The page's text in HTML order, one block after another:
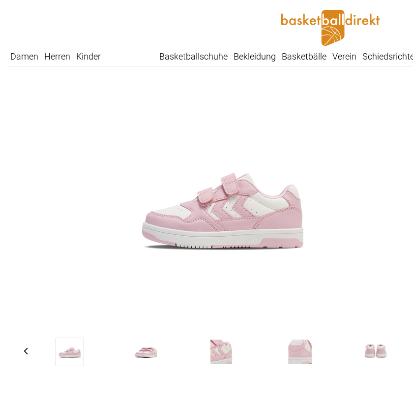
Damen Herren Kinder Basketballschuhe Bekleidung Basketbälle Verein